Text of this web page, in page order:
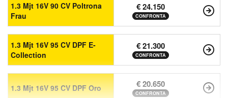
1.3 Mjt 16V 90 CV Poltrona
Frau
€ 24.150
CONFRONTA
1.3 Mjt 16V 95 CV DPF E-
Collection
€ 21.300
CONFRONTA
1.3 Mjt 16V 95 CV DPF Oro € 20.650
CONFRONTA